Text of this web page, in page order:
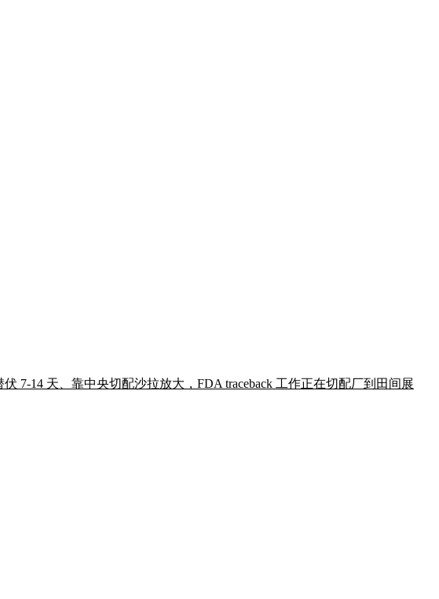
7-14 天、靠中央切配沙拉放大，FDA traceback 工作正在切配厂到田间展